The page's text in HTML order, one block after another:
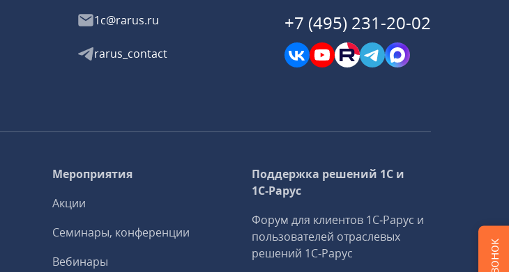
1c@rarus.ru
rarus_contact
+7 (495) 231-20-02
Мероприятия
Акции
Семинары, конференции
Вебинары
Поддержка решений 1С и
1С‑Рарус
Форум для клиентов 1С‑Рарус и
пользователей отраслевых
решений 1С‑Рарус